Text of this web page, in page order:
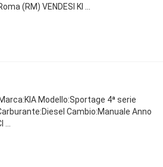
(RM) VENDESI KI ...
Modello:Sportage 4ª serie
Cambio:Manuale Anno